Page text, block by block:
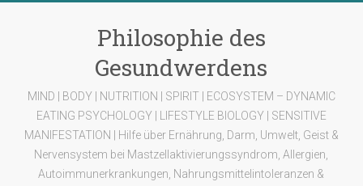
Philosophie des
Gesundwerdens
MIND | BODY | NUTRITION | SPIRIT | ECOSYSTEM – DYNAMIC
EATING PSYCHOLOGY | LIFESTYLE BIOLOGY | SENSITIVE
MANIFESTATION | Hilfe über Ernährung, Darm, Umwelt, Geist &
Nervensystem bei Mastzellaktivierungssyndrom, Allergien,
Autoimmunerkrankungen, Nahrungsmittelintoleranzen &